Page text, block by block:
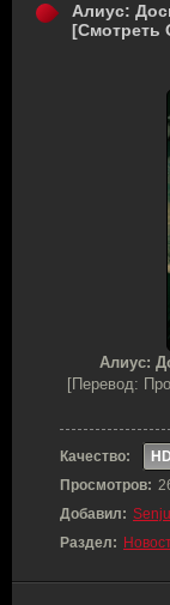
Алиус:
[Смотреть
Алиус:
[Перевод:
Качество:
HD
Просмотров:
Добавил:
Раздел: